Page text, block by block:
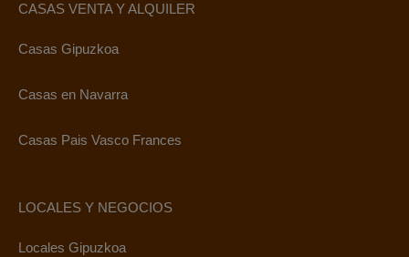
CASAS VENTA Y ALQUILER
Casas Gipuzkoa
Casas en Navarra
Casas Pais Vasco Frances
LOCALES Y NEGOCIOS
Locales Gipuzkoa